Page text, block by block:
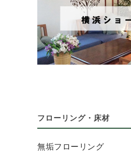
フローリング・床材
無垢フローリング